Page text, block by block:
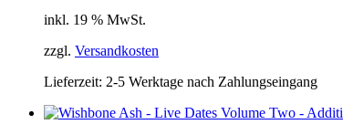
inkl. 19 % MwSt.
zzgl. Versandkosten
Lieferzeit: 2-5 Werktage nach Zahlungseingang